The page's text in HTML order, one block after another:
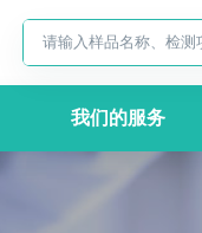
我们的服务